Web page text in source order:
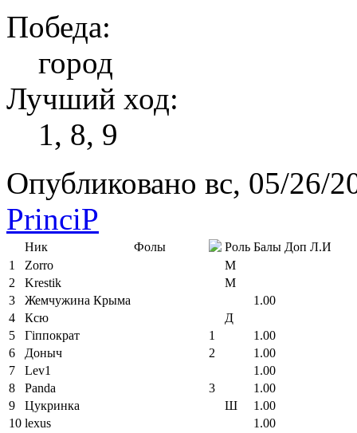
Победа:
город
Лучший ход:
1, 8, 9
Опубликовано вс, 05/26/
PrinciP
Ник Фолы Роль Балы Доп Л.И
1
Zorro
М
2
Krestik
М
3
Жемчужина Крыма
1.00
4
Ксю
Д
5
Гіппократ 1
1.00
6
Доныч 2
1.00
7
Lev1
1.00
8
Panda 3
1.00
9
Цукринка Ш
1.00
10 lexus 1.00